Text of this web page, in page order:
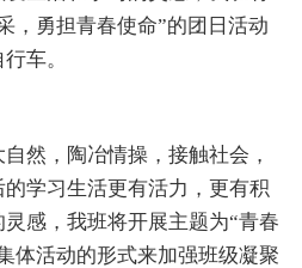
，勇担青春使命”的团日活动
车。
然，陶冶情操，接触社会，
学习生活更有活力，更有积
感，我班将开展主题为“青春
体活动的形式来加强班级凝聚